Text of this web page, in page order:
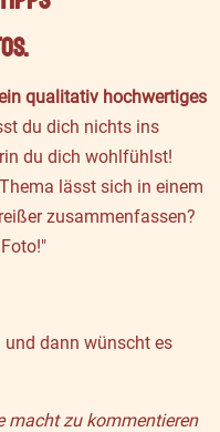
qualitativ hochwertiges
du dich nichts ins
du dich wohlfühlst!
lässt sich in einem
zusammenfassen?
dann wünscht es
macht zu kommentieren